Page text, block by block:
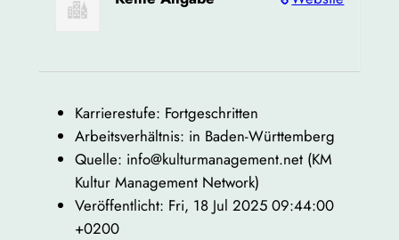
Karrierestufe: Fortgeschritten
Arbeitsverhältnis: in Baden-Württemberg
Quelle: info@kulturmanagement.net (KM
Kultur Management Network)
Veröffentlicht: Fri, 18 Jul 2025 09:44:00
+0200